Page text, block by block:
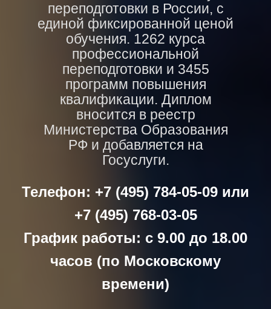
переподготовки в России, с
единой фиксированной ценой
обучения. 1262 курса
профессиональной
переподготовки и 3455
программ повышения
квалификации. Диплом
вносится в реестр
Министерства Образования
РФ и добавляется на
Госуслуги.
Телефон: +7 (495) 784-05-09 или
+7 (495) 768-03-05
График работы: с 9.00 до 18.00
часов (по Московскому
времени)